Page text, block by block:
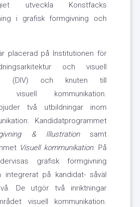
utveckla Konstfacks
i grafisk formgivning och
placerad på Institutionen för
och visuell
(DIV) och knuten till
visuell kommunikation.
två utbildningar inom
Kandidatprogrammet
& Illustrationsamt
Visuell kommunikation. På
grafisk formgivning
integrerat på kandidat- såväl
De utgör två inriktningar
visuell kommunikation.